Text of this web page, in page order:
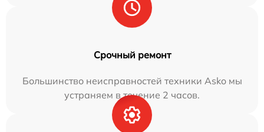
Срочный ремонт
Большинство неисправностей техники Asko мы
устраняем в течение 2 часов.